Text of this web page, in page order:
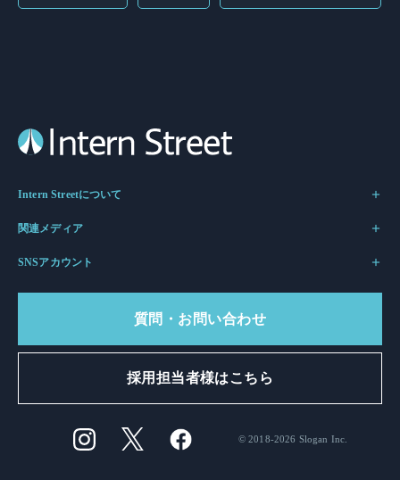
Intern Streetについて
関連メディア
SNSアカウント
質問・お問い合わせ
採用担当者様はこちら
© 2018-2026 Slogan Inc.